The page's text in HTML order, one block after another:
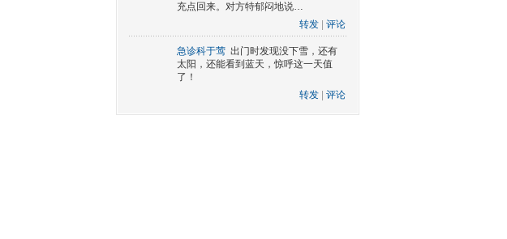
充点回来。对方特郁闷地说…
转发
评论
急诊科于莺 出门时发现没下雪，还有
太阳，还能看到蓝天，惊呼这一天值
了！
转发
评论